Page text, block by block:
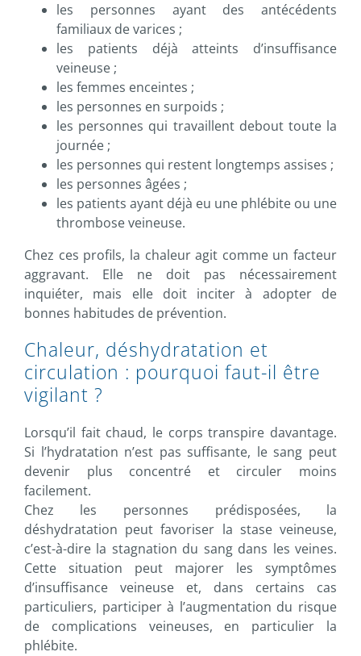
les personnes ayant des antécédents
familiaux de varices ;
les patients déjà atteints d’insuffisance
veineuse ;
les femmes enceintes ;
les personnes en surpoids ;
les personnes qui travaillent debout toute la
journée ;
les personnes qui restent longtemps assises ;
les personnes âgées ;
les patients ayant déjà eu une phlébite ou une
thrombose veineuse.
Chez ces profils, la chaleur agit comme un facteur
aggravant. Elle ne doit pas nécessairement
inquiéter, mais elle doit inciter à adopter de
bonnes habitudes de prévention.
Chaleur, déshydratation et
circulation : pourquoi faut-il être
vigilant ?
Lorsqu’il fait chaud, le corps transpire davantage.
Si l’hydratation n’est pas suffisante, le sang peut
devenir plus concentré et circuler moins
facilement.
Chez les personnes prédisposées, la
déshydratation peut favoriser la stase veineuse,
c’est-à-dire la stagnation du sang dans les veines.
Cette situation peut majorer les symptômes
d’insuffisance veineuse et, dans certains cas
particuliers, participer à l’augmentation du risque
de complications veineuses, en particulier la
phlébite.